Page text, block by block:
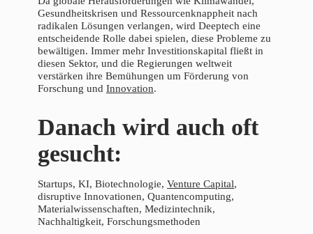
Gesundheitskrisen und Ressourcenknappheit nach
radikalen Lösungen verlangen, wird Deeptech eine
entscheidende Rolle dabei spielen, diese Probleme zu
bewältigen. Immer mehr Investitionskapital fließt in
diesen Sektor, und die Regierungen weltweit
verstärken ihre Bemühungen um Förderung von
Forschung und Innovation.
Danach wird auch oft
gesucht:
Startups, KI, Biotechnologie, Venture Capital,
disruptive Innovationen, Quantencomputing,
Materialwissenschaften, Medizintechnik,
Nachhaltigkeit, Forschungsmethoden